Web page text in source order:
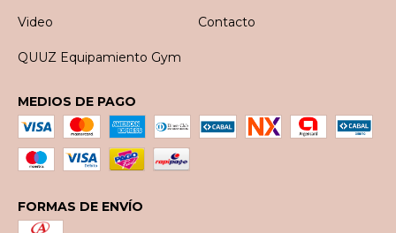
Video Contacto
QUUZ Equipamiento Gym
MEDIOS DE PAGO
FORMAS DE ENVÍO